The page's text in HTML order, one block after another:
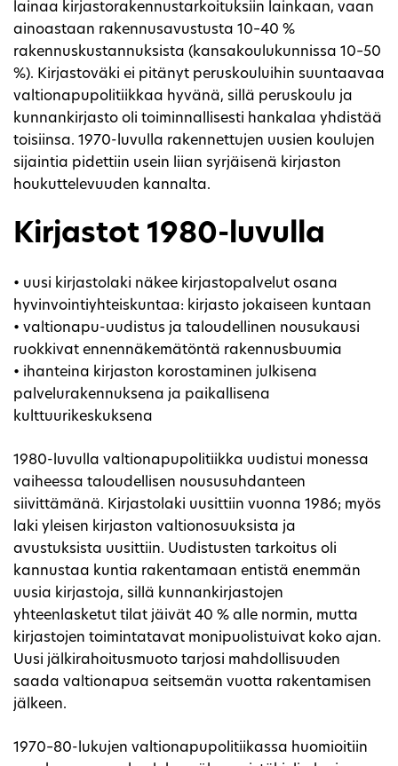
lainaa kirjastorakennustarkoituksiin lainkaan, vaan
ainoastaan rakennusavustusta 10–40 %
rakennuskustannuksista (kansakoulukunnissa 10–50
%). Kirjastoväki ei pitänyt peruskouluihin suuntaavaa
valtionapupolitiikkaa hyvänä, sillä peruskoulu ja
kunnankirjasto oli toiminnallisesti hankalaa yhdistää
toisiinsa. 1970-luvulla rakennettujen uusien koulujen
sijaintia pidettiin usein liian syrjäisenä kirjaston
houkuttelevuuden kannalta.
Kirjastot 1980-luvulla
• uusi kirjastolaki näkee kirjastopalvelut osana
hyvinvointiyhteiskuntaa: kirjasto jokaiseen kuntaan
• valtionapu-uudistus ja taloudellinen nousukausi
ruokkivat ennennäkemätöntä rakennusbuumia
• ihanteina kirjaston korostaminen julkisena
palvelurakennuksena ja paikallisena
kulttuurikeskuksena
1980-luvulla valtionapupolitiikka uudistui monessa
vaiheessa taloudellisen noususuhdanteen
siivittämänä. Kirjastolaki uusittiin vuonna 1986; myös
laki yleisen kirjaston valtionosuuksista ja
avustuksista uusittiin. Uudistusten tarkoitus oli
kannustaa kuntia rakentamaan entistä enemmän
uusia kirjastoja, sillä kunnankirjastojen
yhteenlasketut tilat jäivät 40 % alle normin, mutta
kirjastojen toimintatavat monipuolistuivat koko ajan.
Uusi jälkirahoitusmuoto tarjosi mahdollisuuden
saada valtionapua seitsemän vuotta rakentamisen
jälkeen.
1970–80-lukujen valtionapupolitiikassa huomioitiin